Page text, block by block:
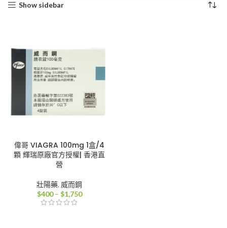
Show sidebar
偉哥 VIAGRA 100mg 1盒/4
顆 輝瑞原廠官方授權| 香港直
營
壯陽藥, 威而鋼
$400 – $1,750價